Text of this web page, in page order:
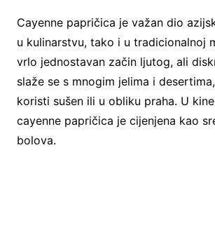
Cayenne papričica je važan dio
u kulinarstvu, tako i u tradicionalnoj
vrlo jednostavan začin ljutog, ali
slaže se s mnogim jelima i
koristi sušen ili u obliku praha. U
cayenne papričica je cijenjena kao
bolova.